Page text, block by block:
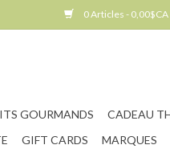
0 Articles - 0,00$CA
GOURMANDS CADEAU
GIFT CARDS MARQUES